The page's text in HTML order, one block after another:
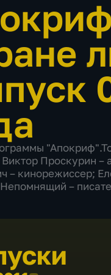
Проскурин –
– кинорежиссер;
–